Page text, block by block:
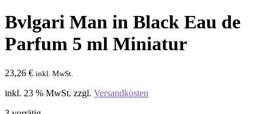
Bvlgari Man in Black Eau de
Parfum 5 ml Miniatur
23,26 € inkl. MwSt.
inkl. 23 % MwSt. zzgl. Versandkosten